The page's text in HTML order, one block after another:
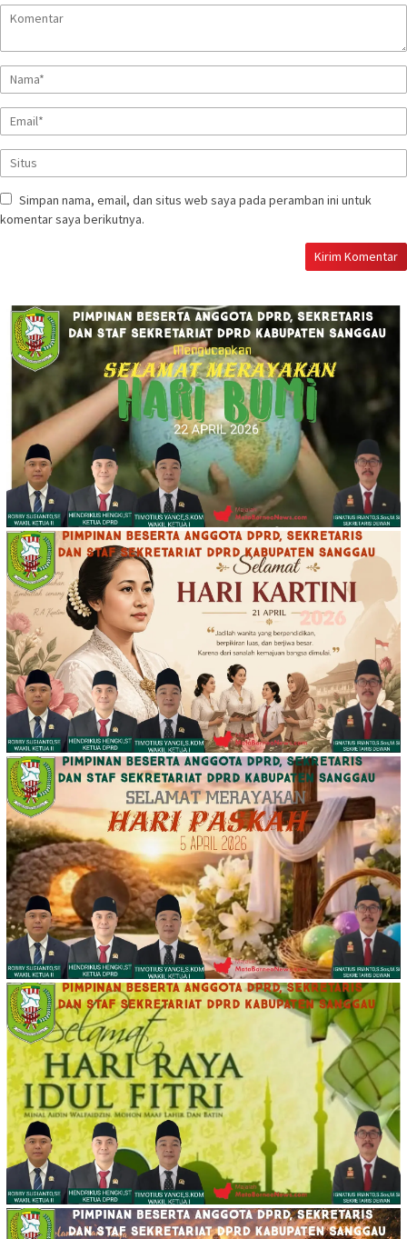
Simpan nama, email, dan situs web saya pada peramban ini untuk
komentar saya berikutnya.